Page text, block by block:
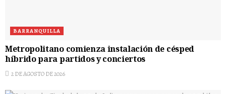
BARRANQUILLA
Metropolitano comienza instalación de césped
híbrido para partidos y conciertos
2 DE AGOSTO DE 2026